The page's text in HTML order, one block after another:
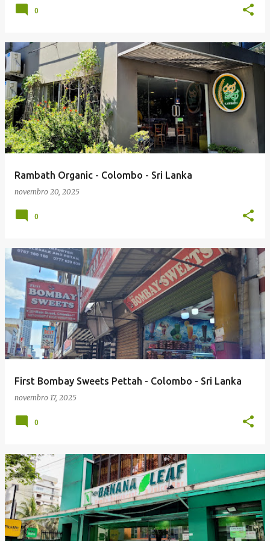
0
Rambath Organic - Colombo - Sri Lanka
novembro 20, 2025
0
First Bombay Sweets Pettah - Colombo - Sri Lanka
novembro 17, 2025
0